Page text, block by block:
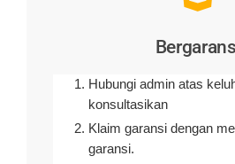
Hubungi admin atas
konsultasikan
Klaim garansi dengan
garansi.